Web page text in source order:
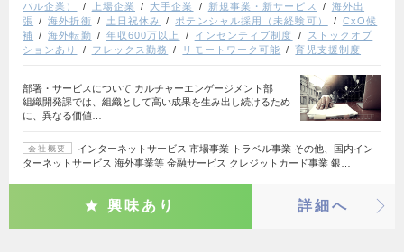
バル企業）
上場企業 大手企業 新規事業・新サービス
海外出
張
海外折衝 土日祝休み ポテンシャル採用（未経験可）
CxO候
補
海外転勤 年収600万以上 インセンティブ制度
ストックオプ
ションあり
フレックス勤務 リモートワーク可能 育児支援制度
部署・サービスについて カルチャーエンゲージメント部
組織開発課では、組織として高い成果を生み出し続けるため
に、異なる価値…
会社概要
インターネットサービス 市場事業 トラベル事業 その他、国内イン
ターネットサービス 海外事業等 金融サービス クレジットカード事業 銀…
興味あり 詳細へ